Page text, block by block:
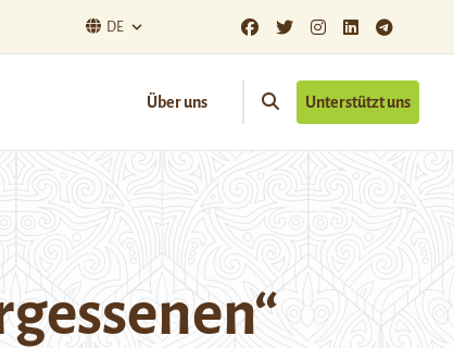
DE
Über uns Unterstützt uns